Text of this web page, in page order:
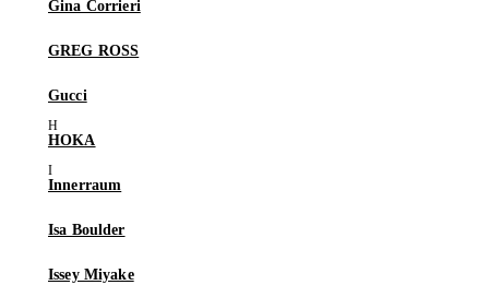
Gina Corrieri
GREG ROSS
Gucci
HOKA
Innerraum
Isa Boulder
Issey Miyake